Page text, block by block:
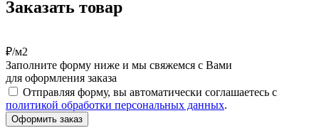
Заказать товар
₽/м2
Заполните форму ниже и мы свяжемся с Вами
для оформления заказа
Отправляя форму, вы автоматически соглашаетесь с
политикой обработки персональных данных.
Оформить заказ